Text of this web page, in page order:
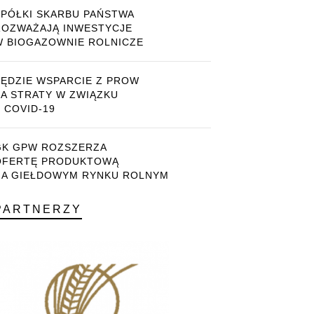
SKARBU PAŃSTWA
INWESTYCJE
BIOGAZOWNIE ROLNICZE
WSPARCIE Z PROW
STRATY W ZWIĄZKU
COVID-19
GPW ROZSZERZA
PRODUKTOWĄ
GIEŁDOWYM RYNKU ROLNYM